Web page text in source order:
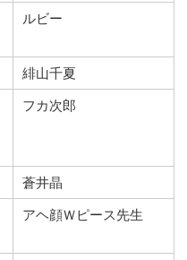
ルビー
緋山千夏
フカ次郎
蒼井晶
アヘ顔Ｗピース先生